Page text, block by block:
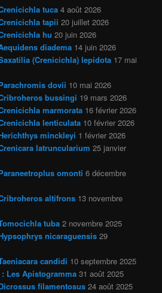
tuca 4 août 2026
tapii 20 juillet 2026
hu 20 juin 2026
diadema 14 juin 2026
(Crenicichla) lepidota 17 mai
dovii 10 mai 2026
bussingi 19 mars 2026
marmorata 16 février 2026
lenticulata 10 février 2026
minckleyi 1 février 2026
latruncularium 25 janvier
omonti 6 décembre
altifrons 13 novembre
tuba 2 novembre 2025
nicaraguensis 29
candidi 10 septembre 2025
Les Apistogramma 31 août 2025
filamentosus 24 août 2025